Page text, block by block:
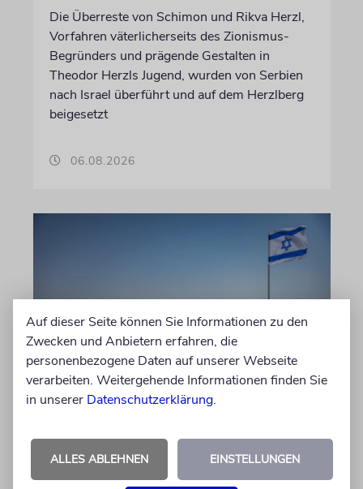
Die Überreste von Schimon und Rikva Herzl,
Vorfahren väterlicherseits des Zionismus-
Begründers und prägende Gestalten in
Theodor Herzls Jugend, wurden von Serbien
nach Israel überführt und auf dem Herzlberg
beigesetzt
06.08.2026
JUSTIZ
Israelischer Siedler wegen
Tötung eines Palästinensers
angeklagt
Auf dieser Seite können Sie Informationen zu den
Zwecken und Anbietern erfahren, die
personenbezogene Daten auf unserer Webseite
verarbeiten. Weitergehende Informationen finden Sie
in unserer Datenschutzerklärung.
ALLES ABLEHNEN EINSTELLUNGEN